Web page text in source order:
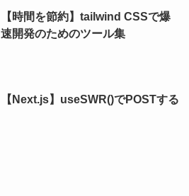
【時間を節約】tailwind CSSで爆
速開発のためのツール集
【Next.js】useSWR()でPOSTする